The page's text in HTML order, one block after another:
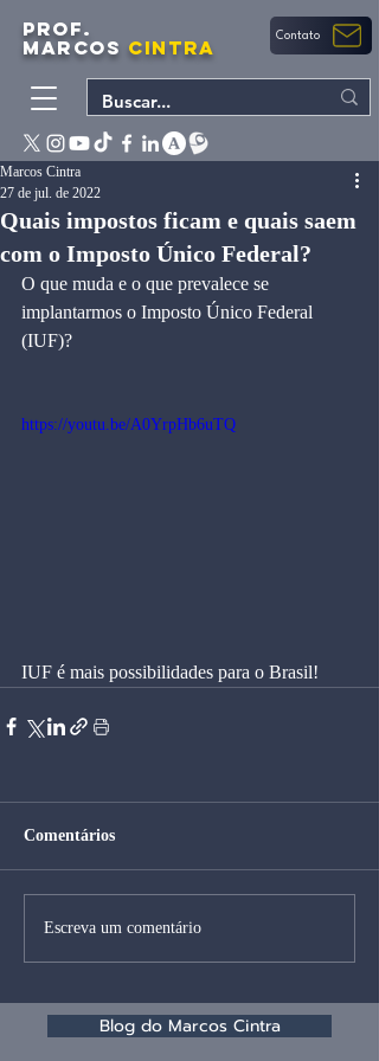
PROF.
MARCOS CINTRA Contato
Quais impostos ficam e quais saem
com o Imposto Único Federal?
Marcos Cintra
27 de jul. de 2022
O que muda e o que prevalece se
implantarmos o Imposto Único Federal
(IUF)?
https://youtu.be/A0YrpHb6uTQ
IUF é mais possibilidades para o Brasil!
Comentários
Escreva um comentário
Blog do Marcos Cintra